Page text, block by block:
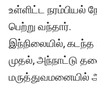
உள்ளிட்ட நரம்பியல்
பெற்று வந்தார்.
இந்நிலையில்,
முதல், அந்நாட்டு
மருத்துவமனையில்